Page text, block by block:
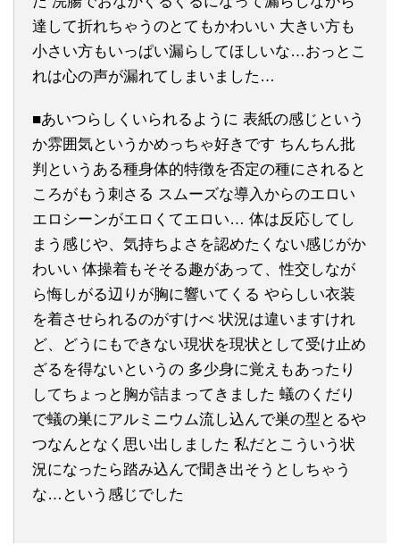
達して折れちゃうのとてもかわいい 大きい方も
小さい方もいっぱい漏らしてほしいな…おっとこ
れは心の声が漏れてしまいました…
■あいつらしくいられるように 表紙の感じという
か雰囲気というかめっちゃ好きです ちんちん批
判というある種身体的特徴を否定の種にされると
ころがもう刺さる スムーズな導入からのエロい
エロシーンがエロくてエロい… 体は反応してし
まう感じや、気持ちよさを認めたくない感じがか
わいい 体操着もそそる趣があって、性交しなが
ら悔しがる辺りが胸に響いてくる やらしい衣装
を着させられるのがすけべ 状況は違いますけれ
ど、どうにもできない現状を現状として受け止め
ざるを得ないというの 多少身に覚えもあったり
してちょっと胸が詰まってきました 蟻のくだり
で蟻の巣にアルミニウム流し込んで巣の型とるや
つなんとなく思い出しました 私だとこういう状
況になったら踏み込んで聞き出そうとしちゃう
な…という感じでした